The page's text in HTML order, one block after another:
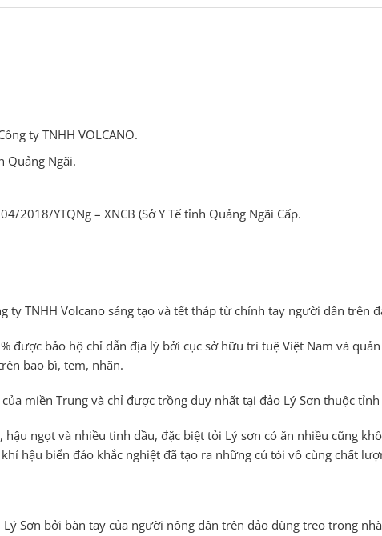
ty TNHH VOLCANO.
Quảng Ngãi.
2018/YTQNg – XNCB (Sở Y Tế tỉnh Quảng Ngãi Cấp.
ty TNHH Volcano sáng tạo và tết tháp từ chính tay người dân trên
được bảo hộ chỉ dẫn địa lý bởi cục sở hữu trí tuệ Việt Nam và
bao bì, tem, nhãn.
miền Trung và chỉ được trồng duy nhất tại đảo Lý Sơn thuộc tỉnh
hậu ngọt và nhiều tinh dầu, đặc biệt tỏi Lý sơn có ăn nhiều cũng
hậu biển đảo khắc nghiệt đã tạo ra những củ tỏi vô cùng chất
Sơn bởi bàn tay của người nông dân trên đảo dùng treo trong